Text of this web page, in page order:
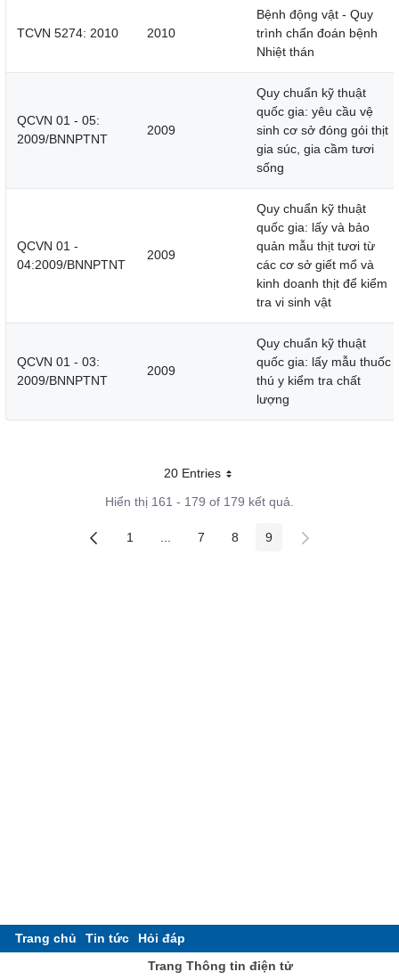
TCVN 5274: 2010 2010
Bệnh động vật - Quy
trình chẩn đoán bệnh
Nhiệt thán
QCVN 01 - 05:
2009/BNNPTNT
2009
Quy chuẩn kỹ thuật
quốc gia: yêu cầu vệ
sinh cơ sở đóng gói thịt
gia súc, gia cầm tươi
sống
QCVN 01 -
04:2009/BNNPTNT
2009
Quy chuẩn kỹ thuật
quốc gia: lấy và bảo
quản mẫu thịt tươi từ
các cơ sở giết mổ và
kinh doanh thịt để kiểm
tra vi sinh vật
QCVN 01 - 03:
2009/BNNPTNT
2009
Quy chuẩn kỹ thuật
quốc gia: lấy mẫu thuốc
thú y kiểm tra chất
lượng
20 EntriesMỗi trang
Hiển thị 161 - 179 of 179 kết quả.
Các trang trên cổng
1 Các trang trung gian
Các trang trên cổng
7 Các trang trên cổng
8 Các trang trên cổng
9
Trang chủ Tin tức
Hỏi đáp
Trang Thông tin điện tử